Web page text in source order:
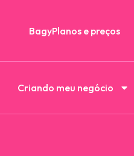
BagyPlanos e preços
Criando meu negócio